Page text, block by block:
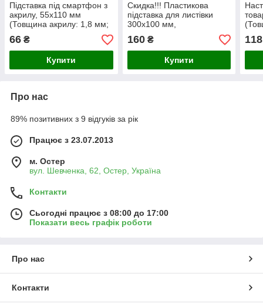
Підставка під смартфон з
акрилу, 55х110 мм
(Товщина акрилу: 1,8 мм;
)
66 ₴
Купити
Скидка!!! Пластикова
підставка для листівки
300х100 мм,
одностороння (Товщина
акрилу: 1,8 мм; )
160₴
Купити
)
118
Про нас
89% позитивних з 9 відгуків за рік
Працює з 23.07.2013
м. Остер
вул. Шевченка, 62, Остер, Україна
Контакти
Сьогодні працює з 08:00 до 17:00
Показати весь графік роботи
Про нас
Контакти